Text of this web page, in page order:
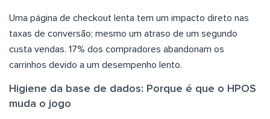
Uma página de checkout lenta tem um impacto direto nas
taxas de conversão; mesmo um atraso de um segundo
custa vendas. 17% dos compradores abandonam os
carrinhos devido a um desempenho lento.
Higiene da base de dados: Porque é que o HPOS
muda o jogo